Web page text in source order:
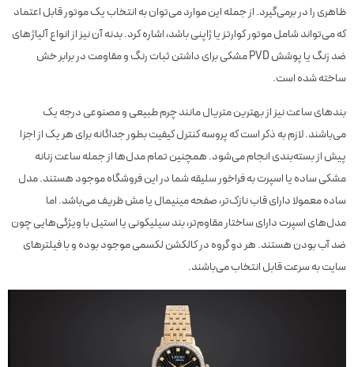
ظاهری را در برمی‌گیرد. از جمله این موارد می‌توان به انتخاب یک موتور قابل اعتماد
که می‌تواند شامل موتور کوارتز یا ژاپنی باشد، اشاره کرد. بدنه آن نیز از انواع آلیاژهای
ضد زنگ یا پوشش PVD مشکی برای داشتن ثبات رنگ و مقاومت در برابر خش
ساخته شده است.
بندهای ساعت نیز از بهترین متریال مانند چرم طبیعی و مصنوعی درجه یک
می‌باشند. لازم به ذکر است که پروسه کنترل کیفیت بطور جداگانه برای هر یک از اجزا
پیش از بسته‌بندی انجام می‌شود. همچنین تمام مدل‌ها از جمله ساعت زنانه
مشکی ساده یا اسپرت به فراخور سلیقه شما در این فروشگاه موجود هستند. مدل
ساده معمولا دارای قاب نازک‌تر، صفحه‌ مینیمال یا مش ظریف می‌باشد. اما
مدل‌های اسپرت دارای ساختار مقاوم‌تر، بند سیلیکونی یا استیل با ویژگی‌هایی چون
ضد آب بودن هستند. هر دو گروه در کالکشن لکسمی موجود بوده و با فیلترهای
سایت به سرعت قابل انتخاب می‌باشند.